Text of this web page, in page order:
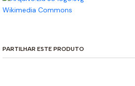
PARTILHAR ESTE PRODUTO